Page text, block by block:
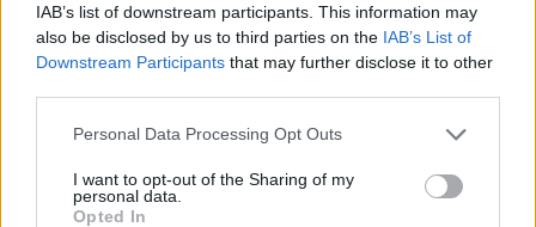
IAB’s list of downstream participants. This information may
also be disclosed by us to third parties on the IAB’s List of
Downstream Participants that may further disclose it to other
Personal Data Processing Opt Outs
I want to opt-out of the Sharing of my
personal data.
Opted In
ad